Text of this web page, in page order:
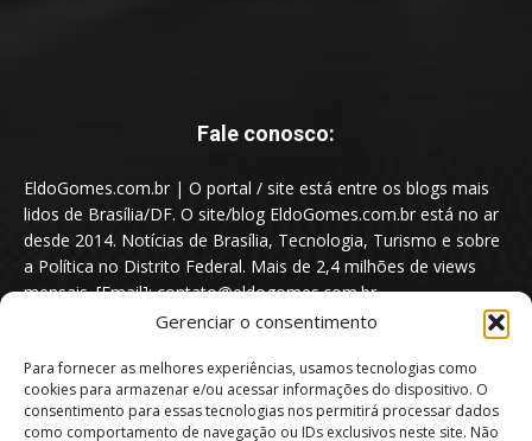
Gerenciar o consentimento
Para fornecer as melhores experiências, usamos tecnologias como
cookies para armazenar e/ou acessar informações do dispositivo. O
consentimento para essas tecnologias nos permitirá processar dados
como comportamento de navegação ou IDs exclusivos neste site. Não
Fale conosco:
EldoGomes.com.br | O portal / site está entre os blogs mais
lidos de Brasília/DF. O site/blog EldoGomes.com.br está no ar
desde 2014. Notícias de Brasília, Tecnologia, Turismo e sobre
a Política no Distrito Federal. Mais de 2,4 milhões de views
mensais. [Email]: contato@eldogomes.com.br